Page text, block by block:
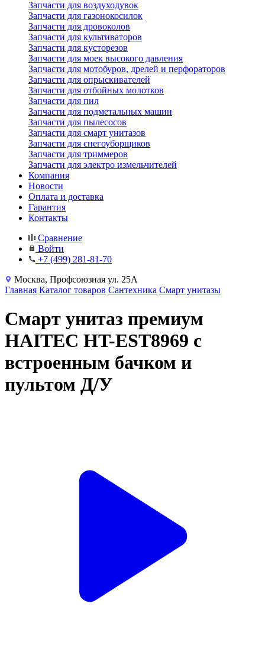
Запчасти для воздуходувок
Запчасти для газонокосилок
Запчасти для дровоколов
Запчасти для культиваторов
Запчасти для кусторезов
Запчасти для моек высокого давления
Запчасти для мотобуров, дрелей и перфораторов
Запчасти для опрыскивателей
Запчасти для отбойных молотков
Запчасти для пил
Запчасти для подметальных машин
Запчасти для пылесосов
Запчасти для смарт унитазов
Запчасти для снегоуборщиков
Запчасти для триммеров
Запчасти для электро измельчителей
Компания
Новости
Оплата и доставка
Гарантия
Контакты
Сравнение
Войти
+7 (499) 281-81-70
Москва, Профсоюзная ул. 25А
Главная Каталог товаров Сантехника Смарт унитазы
Смарт унитаз премиум
HAITEC HT-EST8969 с
встроенным бачком и
пультом Д/У